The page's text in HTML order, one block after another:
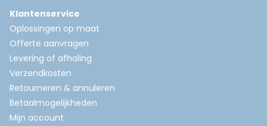
Klantenservice
Oplossingen op maat
Offerte aanvragen
Levering of afhaling
Verzendkosten
Retourneren & annuleren
Betaalmogelijkheden
Mijn account